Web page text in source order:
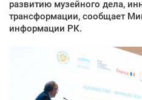
развитию музейного дела,
трансформации, сообщает
информации РК.